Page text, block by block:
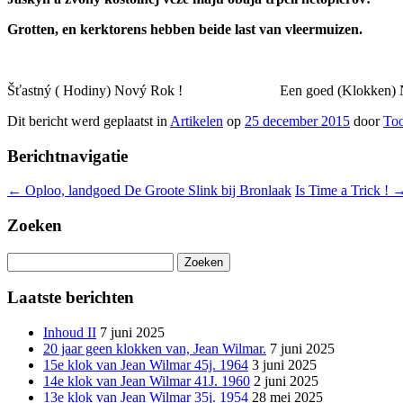
Grotten, en kerktorens hebben beide last van vleermuizen.
Šťastný ( Hodiny) Nový Rok ! Een goed (Klokken)
Dit bericht werd geplaatst in Artikelen op 25 december 2015 door
Berichtnavigatie
← Oploo, landgoed De Groote Slink bij Bronlaak Is Time a Trick ! →
Zoeken
naar:
Laatste berichten
Inhoud II 7 juni 2025
20 jaar geen klokken van, Jean Wilmar. 7 juni 2025
15e klok van Jean Wilmar 45j. 1964 3 juni 2025
14e klok van Jean Wilmar 41J. 1960 2 juni 2025
13e klok van Jean Wilmar 35j. 1954 28 mei 2025